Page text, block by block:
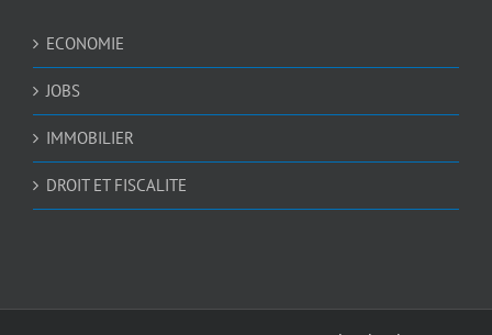
ECONOMIE
JOBS
IMMOBILIER
DROIT ET FISCALITE